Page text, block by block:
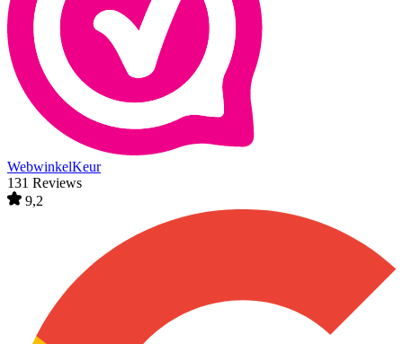
WebwinkelKeur
131 Reviews
9,2